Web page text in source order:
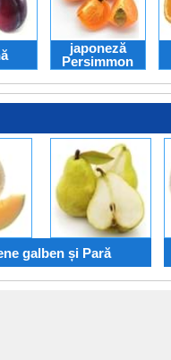
japoneză
Persimmon
galben și Pară